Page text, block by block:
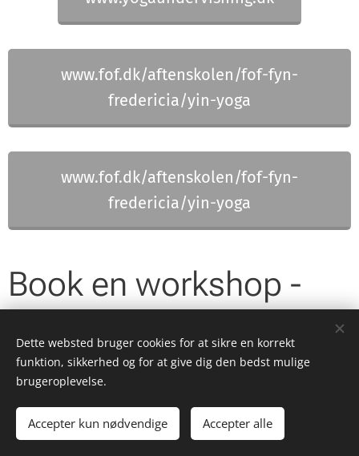
www.fof.dk/aftenskolen/fof-fyn-
fredericia/yin-yoga
www.fof.dk/aftenskolen/fof-fyn-
fredericia/yin-yoga
Book en workshop -
Vælg DIT tema
-skræddersyet yoga-session med
intuitiv skrivning
Foreslået varighed: minimum 2 timer
Dette websted bruger cookies for at sikre en korrekt
funktion, sikkerhed og for at give dig den bedst mulige
brugeroplevelse.
Accepter kun nødvendige Accepter alle